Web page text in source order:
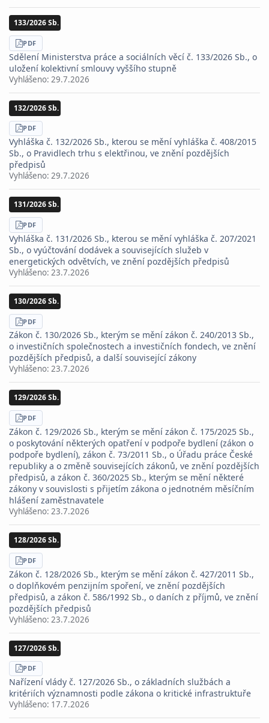
133/2026 Sb.
STÁHNOUT
PDF
Sdělení Ministerstva práce a sociálních věcí č. 133/2026 Sb., o
uložení kolektivní smlouvy vyššího stupně
Vyhlášeno: 29.7.2026
132/2026 Sb.
STÁHNOUT
PDF
Vyhláška č. 132/2026 Sb., kterou se mění vyhláška č. 408/2015
Sb., o Pravidlech trhu s elektřinou, ve znění pozdějších
předpisů
Vyhlášeno: 29.7.2026
131/2026 Sb.
STÁHNOUT
PDF
Vyhláška č. 131/2026 Sb., kterou se mění vyhláška č. 207/2021
Sb., o vyúčtování dodávek a souvisejících služeb v
energetických odvětvích, ve znění pozdějších předpisů
Vyhlášeno: 23.7.2026
130/2026 Sb.
STÁHNOUT
PDF
Zákon č. 130/2026 Sb., kterým se mění zákon č. 240/2013 Sb.,
o investičních společnostech a investičních fondech, ve znění
pozdějších předpisů, a další související zákony
Vyhlášeno: 23.7.2026
129/2026 Sb.
STÁHNOUT
PDF
Zákon č. 129/2026 Sb., kterým se mění zákon č. 175/2025 Sb.,
o poskytování některých opatření v podpoře bydlení (zákon o
podpoře bydlení), zákon č. 73/2011 Sb., o Úřadu práce České
republiky a o změně souvisejících zákonů, ve znění pozdějších
předpisů, a zákon č. 360/2025 Sb., kterým se mění některé
zákony v souvislosti s přijetím zákona o jednotném měsíčním
hlášení zaměstnavatele
Vyhlášeno: 23.7.2026
128/2026 Sb.
STÁHNOUT
PDF
Zákon č. 128/2026 Sb., kterým se mění zákon č. 427/2011 Sb.,
o doplňkovém penzijním spoření, ve znění pozdějších
předpisů, a zákon č. 586/1992 Sb., o daních z příjmů, ve znění
pozdějších předpisů
Vyhlášeno: 23.7.2026
127/2026 Sb.
STÁHNOUT
PDF
Nařízení vlády č. 127/2026 Sb., o základních službách a
kritériích významnosti podle zákona o kritické infrastruktuře
Vyhlášeno: 17.7.2026